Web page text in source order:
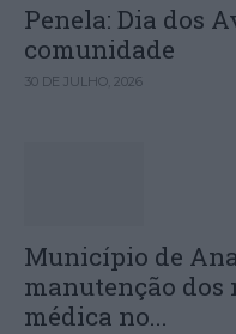
Penela: Dia dos
comunidade
30 DE JULHO, 2026
Município de
manutenção dos
médica no...